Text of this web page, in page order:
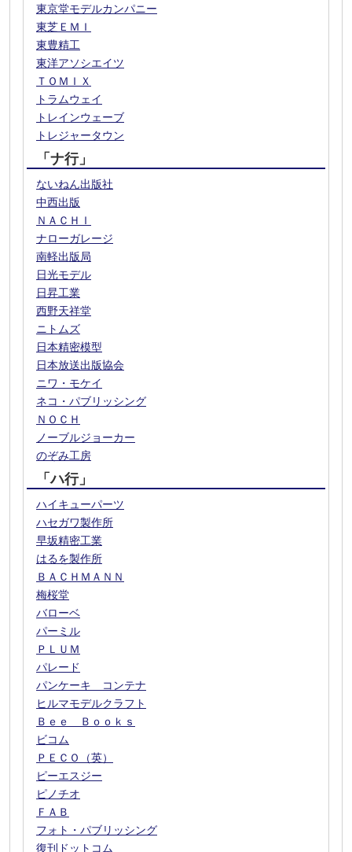
東京堂モデルカンパニー
東芝ＥＭＩ
東豊精工
東洋アソシエイツ
ＴＯＭＩＸ
トラムウェイ
トレインウェーブ
トレジャータウン
「ナ行」
ないねん出版社
中西出版
ＮＡＣＨＩ
ナローガレージ
南軽出版局
日光モデル
日昇工業
西野天祥堂
ニトムズ
日本精密模型
日本放送出版協会
ニワ・モケイ
ネコ・パブリッシング
ＮＯＣＨ
ノーブルジョーカー
のぞみ工房
「ハ行」
ハイキューパーツ
ハセガワ製作所
早坂精密工業
はるを製作所
ＢＡＣＨＭＡＮＮ
梅桜堂
バローベ
パーミル
ＰＬＵＭ
パレード
パンケーキ コンテナ
ヒルマモデルクラフト
Ｂｅｅ Ｂｏｏｋｓ
ビコム
ＰＥＣＯ（英）
ピーエスジー
ピノチオ
ＦＡＢ
フォト・パブリッシング
復刊ドットコム